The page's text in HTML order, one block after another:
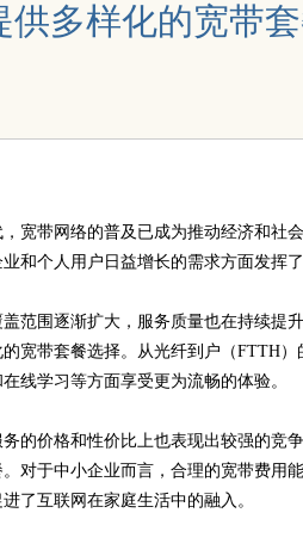
供多样化的宽带
宽带网络的普及已成为推动经济和社
和个人用户日益增长的需求方面发挥
范围逐渐扩大，服务质量也在持续提
宽带套餐选择。从光纤到户（FTTH
线学习等方面享受更为流畅的体验。
的价格和性价比上也表现出较强的竞
对于中小企业而言，合理的宽带费用
了互联网在家庭生活中的融入。